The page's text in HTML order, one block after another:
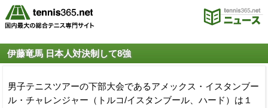
伊藤竜馬 日本人対決制して8強
男子テニスツアーの下部大会であるアメックス・イスタンブー
ル・チャレンジャー（トルコ/イスタンブール、ハード）は１